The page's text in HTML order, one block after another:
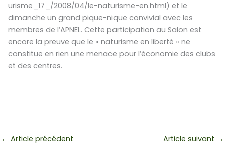
urisme_17_/2008/04/le-naturisme-en.html) et le
dimanche un grand pique-nique convivial avec les
membres de l’APNEL. Cette participation au Salon est
encore la preuve que le « naturisme en liberté » ne
constitue en rien une menace pour l’économie des clubs
et des centres.
← Article précédent Article suivant →